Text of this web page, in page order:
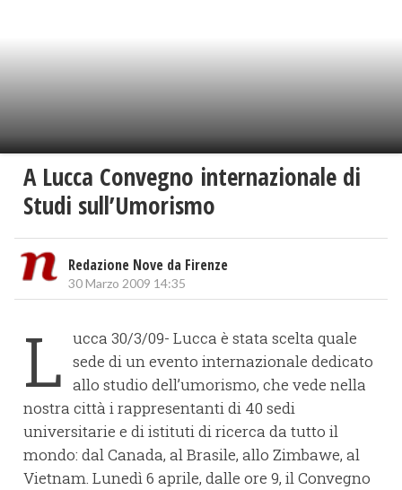
A Lucca Convegno internazionale di
Studi sull’Umorismo
Redazione Nove da Firenze
30 Marzo 2009 14:35
L ucca 30/3/09- Lucca è stata scelta quale
sede di un evento internazionale dedicato
allo studio dell’umorismo, che vede nella
nostra città i rappresentanti di 40 sedi
universitarie e di istituti di ricerca da tutto il
mondo: dal Canada, al Brasile, allo Zimbawe, al
Vietnam. Lunedì 6 aprile, dalle ore 9, il Convegno